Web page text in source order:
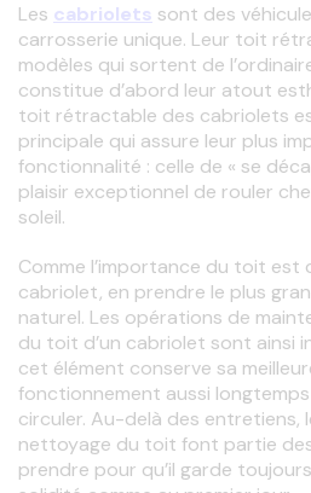
Les cabriolets sont des
carrosserie unique. Leur toit
modèles qui sortent de
constitue d’abord leur atout
toit rétractable des cabriolets
principale qui assure leur plus
fonctionnalité : celle de « se
plaisir exceptionnel de rouler
Comme l’importance du toit est
cabriolet, en prendre le plus
naturel. Les opérations de
du toit d’un cabriolet sont ainsi
cet élément conserve sa
fonctionnement aussi
circuler. Au-delà des entretiens,
nettoyage du toit font partie
prendre pour qu’il garde